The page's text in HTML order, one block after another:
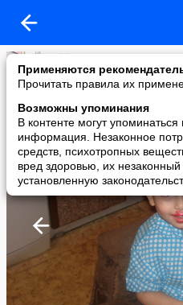
Применяются
Прочитать правила их
Возможны упоминания
В контенте могут
информация. Незаконное
средств, психотропных
вред здоровью, их
установленную
Zulfiya Sattarova
added a photo
01 Oct в 19:46